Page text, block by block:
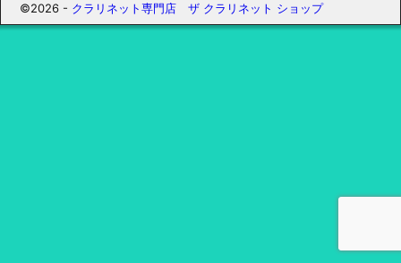
©2026 - クラリネット専門店 ザ クラリネット ショップ